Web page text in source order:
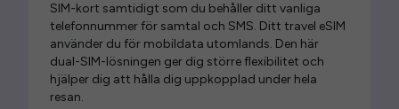
SIM-kort samtidigt som du behåller ditt vanliga
telefonnummer för samtal och SMS. Ditt travel eSIM
använder du för mobildata utomlands. Den här
dual-SIM-lösningen ger dig större flexibilitet och
hjälper dig att hålla dig uppkopplad under hela
resan.